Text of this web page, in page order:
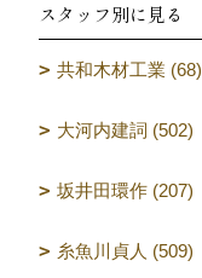
スタッフ別に見る
共和木材工業 (68)
大河内建詞 (502)
坂井田環作 (207)
糸魚川貞人 (509)